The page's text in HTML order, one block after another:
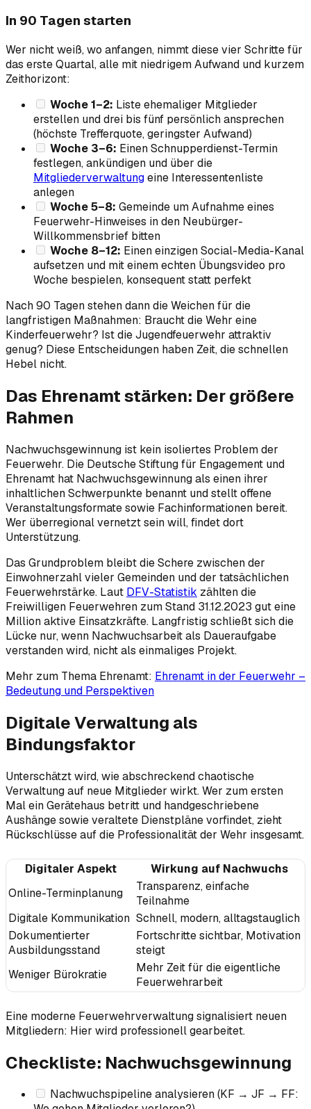
In 90 Tagen starten
Wer nicht weiß, wo anfangen, nimmt diese vier Schritte für
das erste Quartal, alle mit niedrigem Aufwand und kurzem
Zeithorizont:
Woche 1–2: Liste ehemaliger Mitglieder
erstellen und drei bis fünf persönlich ansprechen
(höchste Trefferquote, geringster Aufwand)
Woche 3–6: Einen Schnupperdienst-Termin
festlegen, ankündigen und über die
Mitgliederverwaltungeine Interessentenliste
anlegen
Woche 5–8: Gemeinde um Aufnahme eines
Feuerwehr-Hinweises in den Neubürger-
Willkommensbrief bitten
Woche 8–12: Einen einzigen Social-Media-Kanal
aufsetzen und mit einem echten Übungsvideo pro
Woche bespielen, konsequent statt perfekt
Nach 90 Tagen stehen dann die Weichen für die
langfristigen Maßnahmen: Braucht die Wehr eine
Kinderfeuerwehr? Ist die Jugendfeuerwehr attraktiv
genug? Diese Entscheidungen haben Zeit, die schnellen
Hebel nicht.
Das Ehrenamt stärken: Der größere
Rahmen
Nachwuchsgewinnung ist kein isoliertes Problem der
Feuerwehr. Die Deutsche Stiftung für Engagement und
Ehrenamt hat Nachwuchsgewinnung als einen ihrer
inhaltlichen Schwerpunkte benannt und stellt offene
Veranstaltungsformate sowie Fachinformationen bereit.
Wer überregional vernetzt sein will, findet dort
Unterstützung.
Das Grundproblem bleibt die Schere zwischen der
Einwohnerzahl vieler Gemeinden und der tatsächlichen
Feuerwehrstärke. Laut DFV-Statistik zählten die
Freiwilligen Feuerwehren zum Stand 31.12.2023 gut eine
Million aktive Einsatzkräfte. Langfristig schließt sich die
Lücke nur, wenn Nachwuchsarbeit als Daueraufgabe
verstanden wird, nicht als einmaliges Projekt.
Mehr zum Thema Ehrenamt: Ehrenamt in der Feuerwehr –
Bedeutung und Perspektiven
Digitale Verwaltung als
Bindungsfaktor
Unterschätzt wird, wie abschreckend chaotische
Verwaltung auf neue Mitglieder wirkt. Wer zum ersten
Mal ein Gerätehaus betritt und handgeschriebene
Aushänge sowie veraltete Dienstpläne vorfindet, zieht
Rückschlüsse auf die Professionalität der Wehr insgesamt.
Digitaler Aspekt
Wirkung auf Nachwuchs
Online-Terminplanung
Transparenz, einfache
Teilnahme
Digitale Kommunikation Schnell, modern, alltagstauglich
Dokumentierter
Ausbildungsstand
Fortschritte sichtbar, Motivation
steigt
Weniger Bürokratie
Mehr Zeit für die eigentliche
Feuerwehrarbeit
Eine moderne Feuerwehrverwaltung signalisiert neuen
Mitgliedern: Hier wird professionell gearbeitet.
Checkliste: Nachwuchsgewinnung
Nachwuchspipeline analysieren (KF → JF → FF: